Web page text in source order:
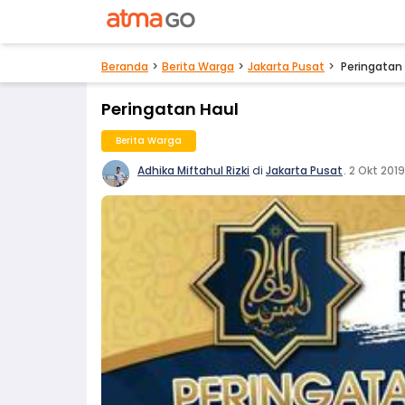
Beranda Berita Warga Jakarta Pusat Peringatan
Peringatan Haul
Berita Warga
Adhika Miftahul Rizkidi Jakarta Pusat. 2 Okt 2019